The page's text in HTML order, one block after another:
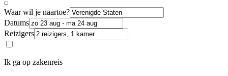
Waar wil je naartoe?
Datums
Reizigers
Ik ga op zakenreis